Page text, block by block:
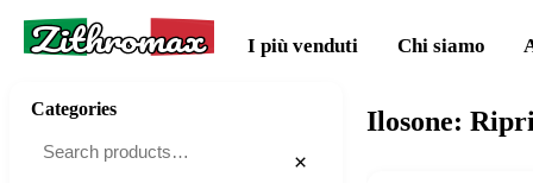
Zithromax I più venduti Chi siamo
Ilosone:
Categories
×